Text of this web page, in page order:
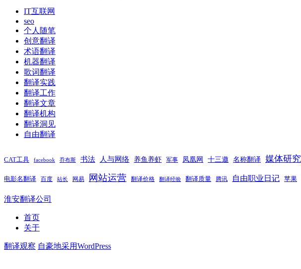
IT互联网
seo
个人随笔
创意翻译
术语翻译
机器翻译
歌词翻译
翻译实践
翻译工作
翻译文章
翻译机构
翻译洞见
自由翻译
CAT工具 facebook 乔布斯 书法 人与网络 养鱼养虾 军事 凤凰网 十三邀 名称翻译 媒体研究
电影名翻译 百度 站长 网易 网站运营 翻译价格 翻译经验 翻译质量 腾讯 自由职业日记 苹果
淮安翻译公司
首页
关于
翻译观察 自豪地采用WordPress